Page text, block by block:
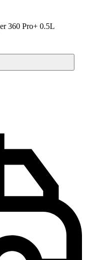
360 Pro+ 0.5L